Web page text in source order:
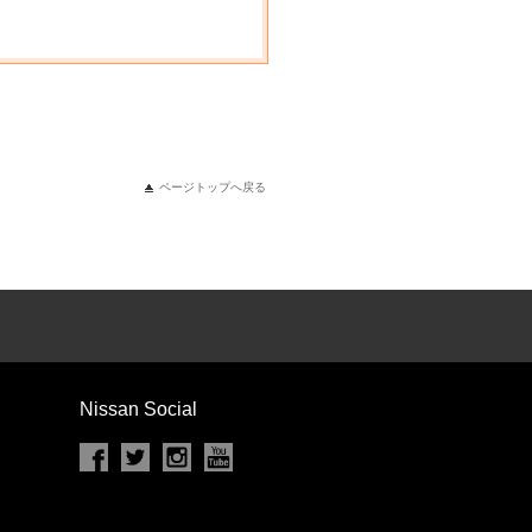
ページトップへ戻る
Nissan Social